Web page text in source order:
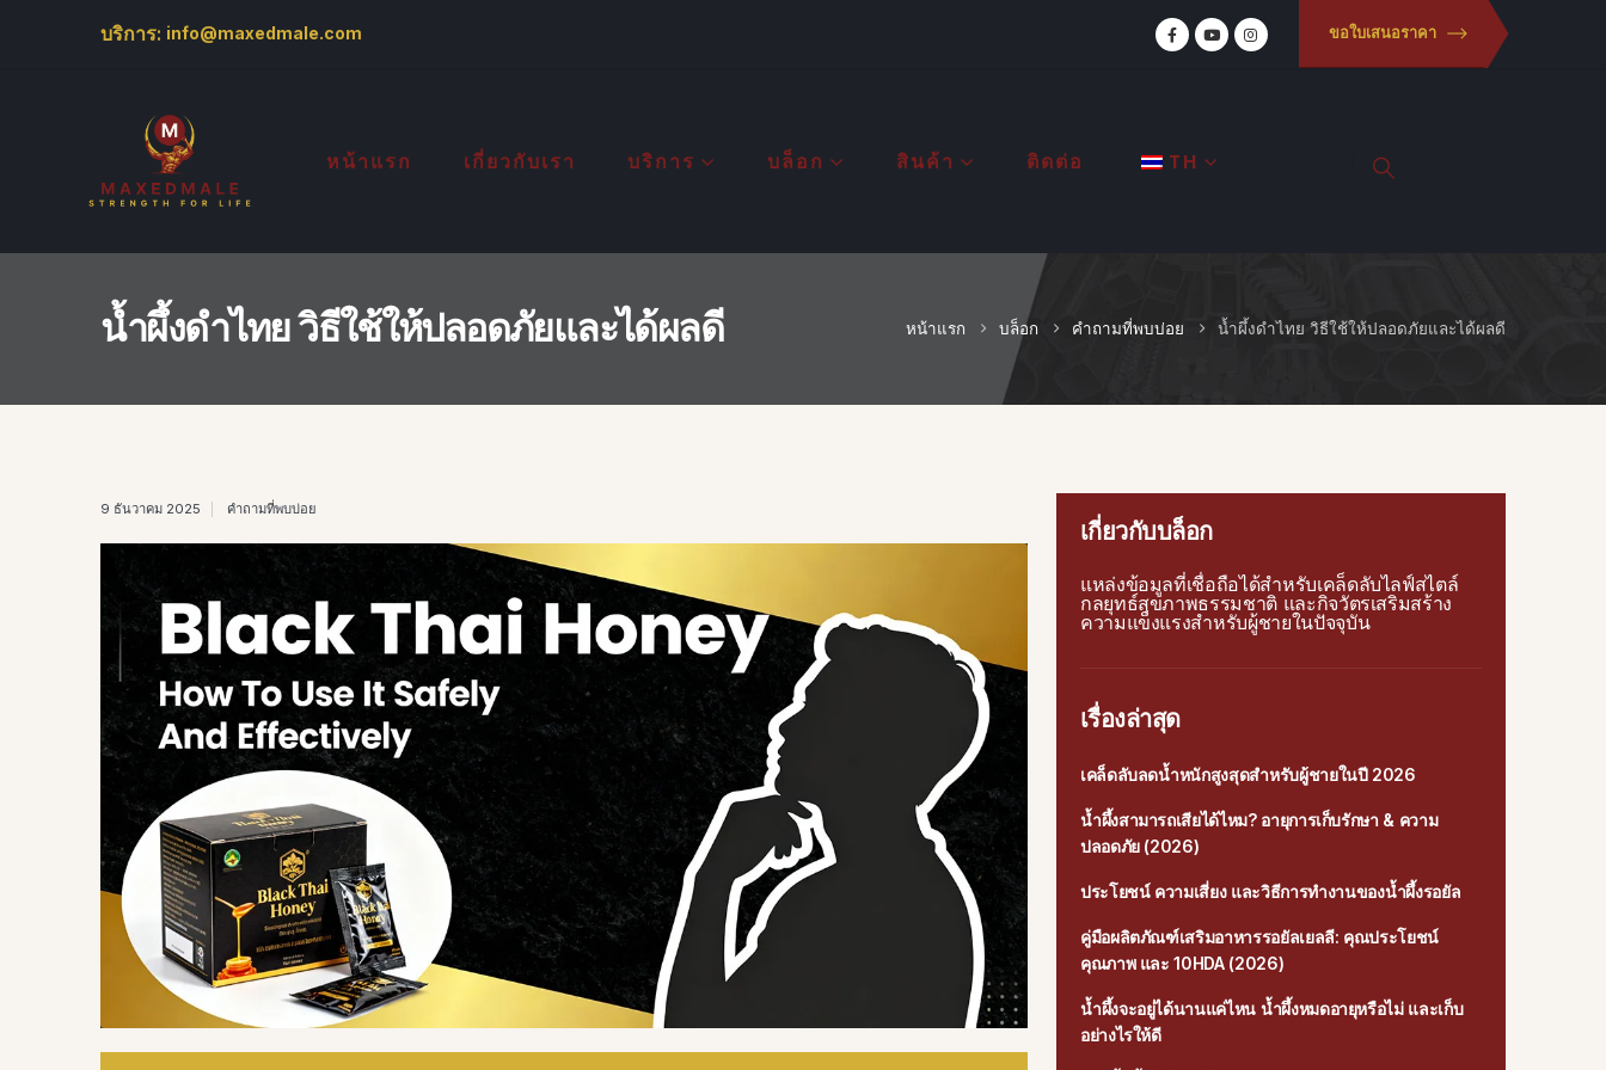
บริการ: info@maxedmale.com ขอใบเสนอราคา
หน้าแรก เกี่ยวกับเรา บริการ บล็อก สินค้า ติดต่อ TH
น้ำผึ้งดำไทย วิธีใช้ให้ปลอดภัยและได้ผลดี หน้าแรก บล็อก คำถามที่พบบ่อย น้ำผึ้งดำไทย วิธีใช้ให้ปลอดภัยและได้ผลดี
9 ธันวาคม 2025 คำถามที่พบบ่อย
เกี่ยวกับบล็อก
แหล่งข้อมูลที่เชื่อถือได้สำหรับเคล็ดลับไลฟ์สไตล์
กลยุทธ์สุขภาพธรรมชาติ และกิจวัตรเสริมสร้าง
ความแข็งแรงสำหรับผู้ชายในปัจจุบัน
เรื่องล่าสุด
เคล็ดลับลดน้ำหนักสูงสุดสำหรับผู้ชายในปี 2026
น้ำผึ้งสามารถเสียได้ไหม? อายุการเก็บรักษา & ความ
ปลอดภัย (2026)
ประโยชน์ ความเสี่ยง และวิธีการทำงานของน้ำผึ้งรอยัล
คู่มือผลิตภัณฑ์เสริมอาหารรอยัลเยลลี: คุณประโยชน์
คุณภาพ และ 10HDA (2026)
น้ำผึ้งจะอยู่ได้นานแค่ไหน น้ำผึ้งหมดอายุหรือไม่ และเก็บ
อย่างไรให้ดี